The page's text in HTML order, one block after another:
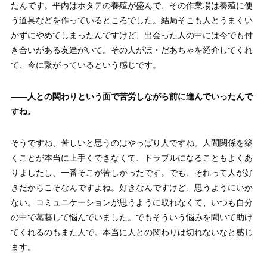
たんです。平内はホタテの養殖が盛んで、その作業場は養殖に使
う道具などを作っているところでした。結局そこも人とうまくい
かずにやめてしまったんですけど、出会った人の中には今でも付
き合いがある友達がいて。その人がほ・だあちゃを紹介してくれ
て、今に繋がっているという感じです。
——人との関わりという面で苦労しながら前に進んでいったんで
すね。
そうですね、苦しいと思うのはやっぱり人ですね。人間関係を築
くことが本当に上手くできなくて、トラブルになることもよくあ
りましたし、一番そこが苦しかったです。でも、それって人が好
きだからこそなんですよね。好きなんですけど、思うようにいか
ない。コミュニケーションが思うように取れなくて、いつも自分
の中で葛藤して悩んでいました。でもそういう悩みを聞いて助け
てくれるのもまた人で。本当に人との関わりは切れないなと感じ
ます。